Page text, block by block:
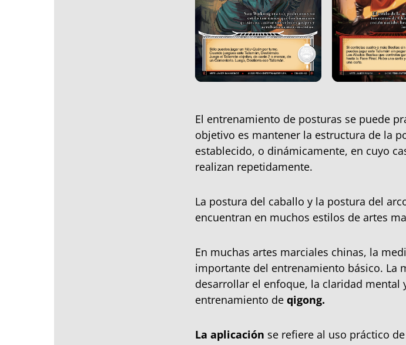
El entrenamiento de posturas se puede
objetivo es mantener la estructura de la
establecido, o dinámicamente, en cuyo
realizan repetidamente.
La postura del caballo y la postura del
encuentran en muchos estilos de artes
En muchas artes marciales chinas, la
importante del entrenamiento básico. La
desarrollar el enfoque, la claridad mental
entrenamiento de qigong.
La aplicación se refiere al uso práctico